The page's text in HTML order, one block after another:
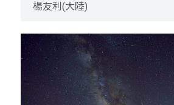
楊友利(大陸)